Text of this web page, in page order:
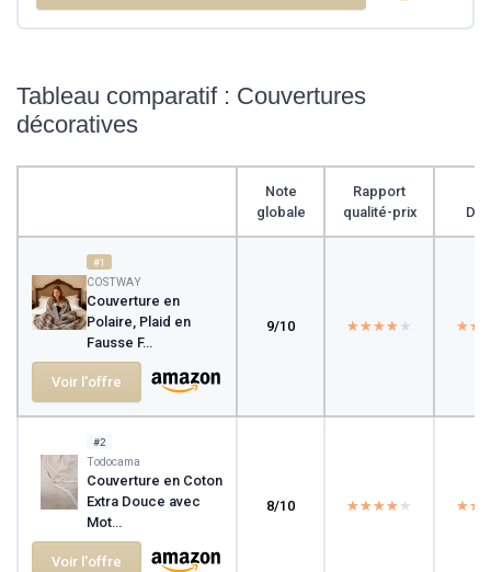
Tableau comparatif : Couvertures
décoratives
Note
globale
Rapport
qualité-prix
#1
COSTWAY
Couverture en
Polaire, Plaid en
Fausse F...
Voir l'offre
9/10 ★★★★★
★★★★★
#2
Todocama
Couverture en Coton
Extra Douce avec
Mot...
Voir l'offre
8/10 ★★★★★
★★★★★